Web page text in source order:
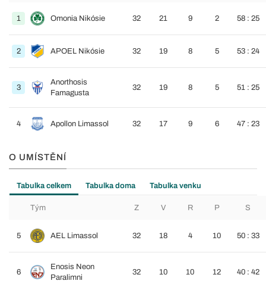
1 Omonia Nikósie 32 21 9 2 58 : 25
2 APOEL Nikósie 32 19 8 5 53 : 24
3
Anorthosis
Famagusta
32 19 8 5 51 : 25
4 Apollon Limassol 32 17 9 6 47 : 23
O UMÍSTĚNÍ
Tabulka celkem Tabulka doma Tabulka venku
Tým Z V R P S
5 AEL Limassol 32 18 4 10 50 : 33
6
Enosis Neon
Paralimni
32 10 10 12 40 : 42